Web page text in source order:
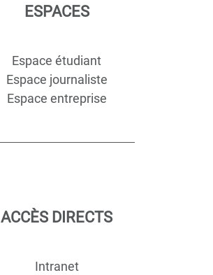
ESPACES
Espace étudiant
Espace journaliste
Espace entreprise
ACCÈS DIRECTS
Intranet